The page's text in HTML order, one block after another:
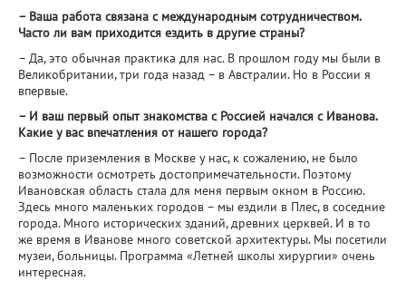
– Ваша работа связана с международным сотрудничеством.
Часто ли вам приходится ездить в другие страны?
– Да, это обычная практика для нас. В прошлом году мы были в
Великобритании, три года назад – в Австралии. Но в России я
впервые.
– И ваш первый опыт знакомства с Россией начался с Иванова.
Какие у вас впечатления от нашего города?
– После приземления в Москве у нас, к сожалению, не было
возможности осмотреть достопримечательности. Поэтому
Ивановская область стала для меня первым окном в Россию.
Здесь много маленьких городов – мы ездили в Плес, в соседние
города. Много исторических зданий, древних церквей. И в то
же время в Иванове много советской архитектуры. Мы посетили
музеи, больницы. Программа «Летней школы хирургии» очень
интересная.